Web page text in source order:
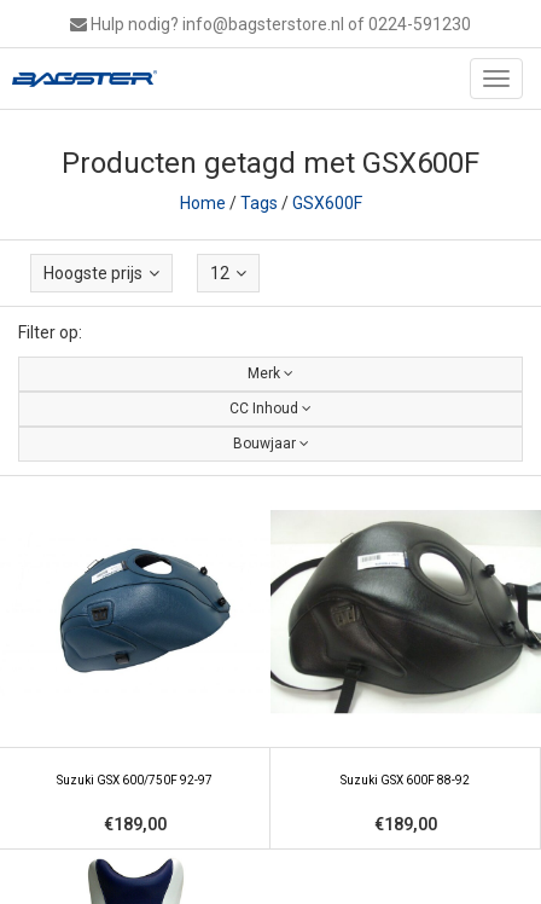
Hulp nodig? info@bagsterstore.nl of 0224-591230
Producten getagd met GSX600F
Home /Tags /GSX600F
Hoogste prijs 12
Filter op:
Merk
CC Inhoud
Bouwjaar
Suzuki GSX 600/750F 92-97
€189,00
Suzuki GSX 600F 88-92
€189,00